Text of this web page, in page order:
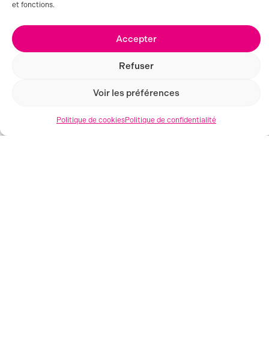
et fonctions.
Accepter
Refuser
Voir les préférences
Politique de cookiesPolitique de confidentialité